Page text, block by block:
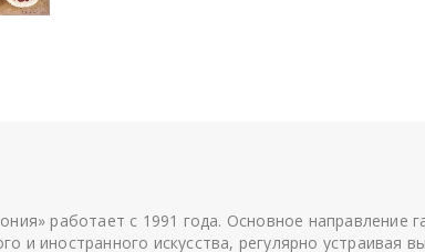
работает с 1991 года. Основное направление
и иностранного искусства, регулярно устраивая